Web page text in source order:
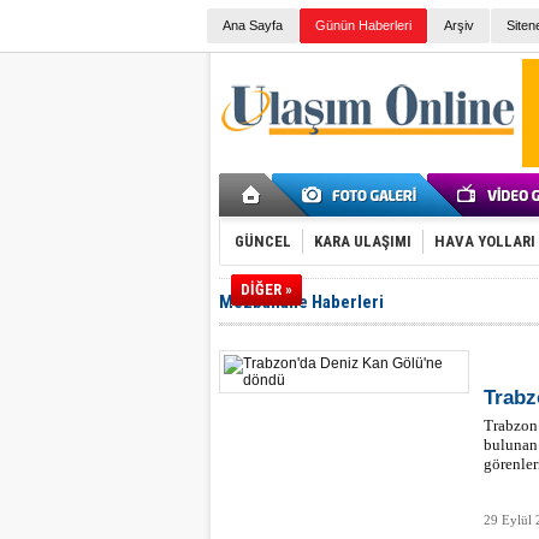
Ana Sayfa Günün Haberleri Arşiv
GÜNCEL KARA ULAŞIMI HAVA YOLLARI
DİĞER »
Mezbahane Haberleri
bulunan
29 Eylül